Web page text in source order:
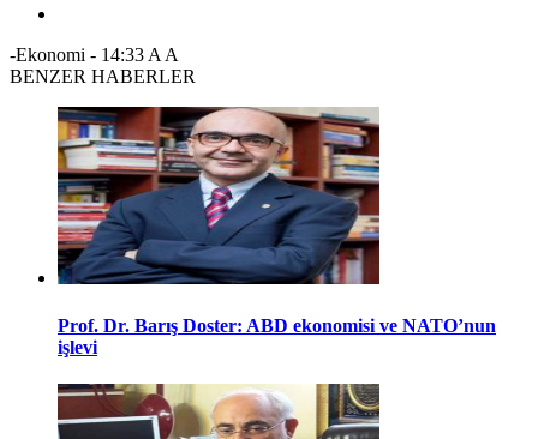
-Ekonomi - 14:33 A A
BENZER HABERLER
Prof. Dr. Barış Doster: ABD ekonomisi ve NATO’nun
işlevi